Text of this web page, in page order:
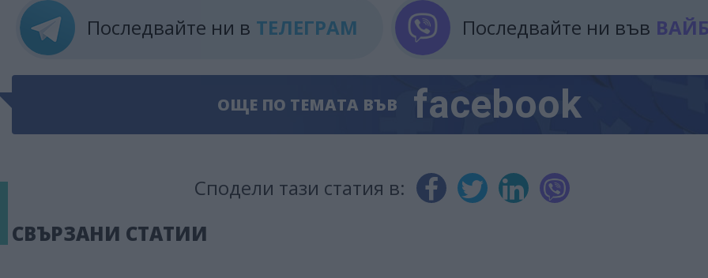
Последвайте ни в ТЕЛЕГРАМ Последвайте ни във
ОЩЕ ПО ТЕМАТА ВЪВ facebook
Сподели тази статия в:
СВЪРЗАНИ СТАТИИ